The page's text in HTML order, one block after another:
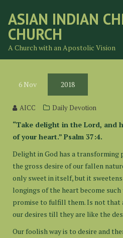
content
ASIAN INDIAN
CHURCH
A Church with an Apostolic Vision
6 Nov 2018
AICC Daily Devotion
“Take delight in the Lord, and
of your heart.” Psalm 37:4.
Delight in God has a transforming
the gross desire of our fallen
only sweet in itself, but it
longings of the heart become
promise to fulfill them. Is not that
our desires till they are like the
Our foolish way is to desire and